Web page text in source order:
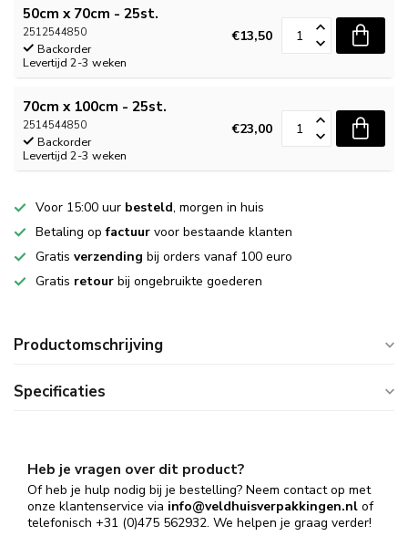
50cm x 70cm - 25st.
2512544850
Backorder
Levertijd 2-3 weken
€13,50
70cm x 100cm - 25st.
2514544850
Backorder
Levertijd 2-3 weken
€23,00
Voor 15:00 uur besteld, morgen in huis
Betaling opfactuur voor bestaande klanten
Gratis verzending bij orders vanaf 100 euro
Gratis retour bij ongebruikte goederen
Productomschrijving
Specificaties
Heb je vragen over dit product?
Of heb je hulp nodig bij je bestelling? Neem contact op met
onze klantenservice via info@veldhuisverpakkingen.nl of
telefonisch +31 (0)475 562932. We helpen je graag verder!